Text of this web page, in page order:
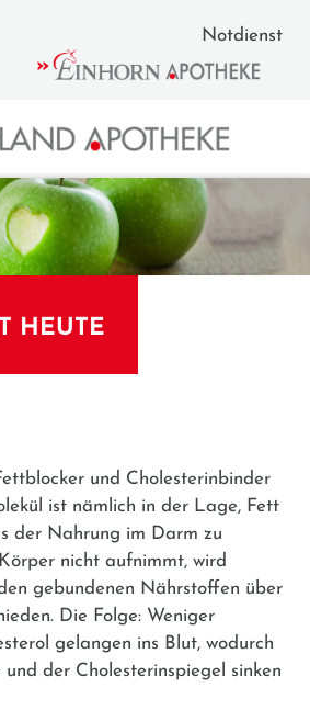
Notdienst
HEUTE
und Cholesterinbinder
ist nämlich in der Lage, Fett
der Nahrung im Darm zu
nicht aufnimmt, wird
gebundenen Nährstoffen über
Die Folge: Weniger
gelangen ins Blut, wodurch
der Cholesterinspiegel sinken